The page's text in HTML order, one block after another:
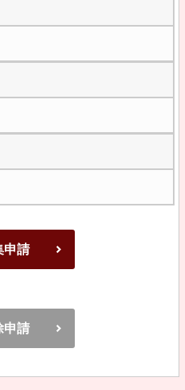
申請
申請